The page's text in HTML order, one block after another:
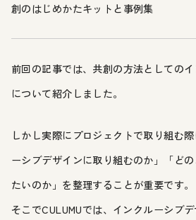
創のはじめかたキットと事例集
前回の記事では、共創の方法としての
について紹介しました。
しかし実際にプロジェクトで取り組む
ーシブデザインに取り組むのか」「ど
たいのか」を整理することが重要です。
そこでCULUMUでは、インクルーシブ